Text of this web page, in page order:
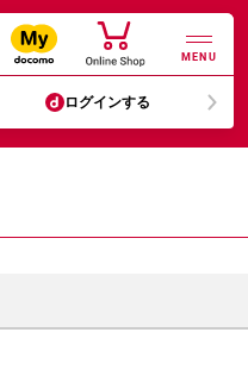
MENU
ログインする